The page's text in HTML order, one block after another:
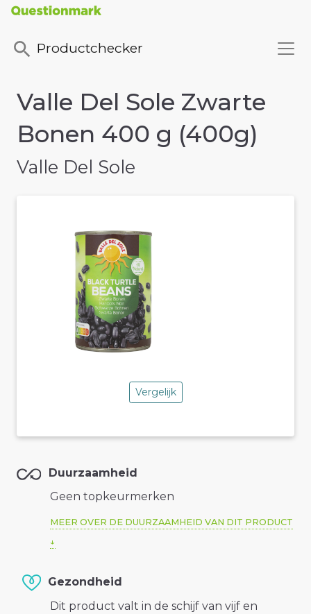
Productchecker
Valle Del Sole Zwarte
Bonen 400 g (400g)
Valle Del Sole
Vergelijk
Duurzaamheid
Geen topkeurmerken
MEER OVER DE DUURZAAMHEID VAN DIT PRODUCT
Gezondheid
Dit product valt in de schijf van vijf en